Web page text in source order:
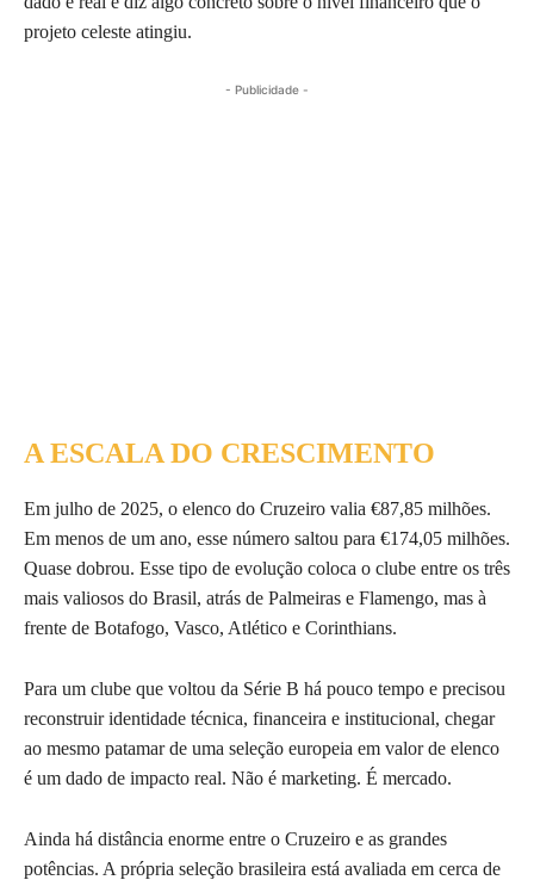
projeto celeste atingiu.
- Publicidade -
A ESCALA DO CRESCIMENTO
Em julho de 2025, o elenco do Cruzeiro valia €87,85 milhões.
Em menos de um ano, esse número saltou para €174,05 milhões.
Quase dobrou. Esse tipo de evolução coloca o clube entre os três
mais valiosos do Brasil, atrás de Palmeiras e Flamengo, mas à
frente de Botafogo, Vasco, Atlético e Corinthians.
Para um clube que voltou da Série B há pouco tempo e precisou
reconstruir identidade técnica, financeira e institucional, chegar
ao mesmo patamar de uma seleção europeia em valor de elenco
é um dado de impacto real. Não é marketing. É mercado.
Ainda há distância enorme entre o Cruzeiro e as grandes
potências. A própria seleção brasileira está avaliada em cerca de